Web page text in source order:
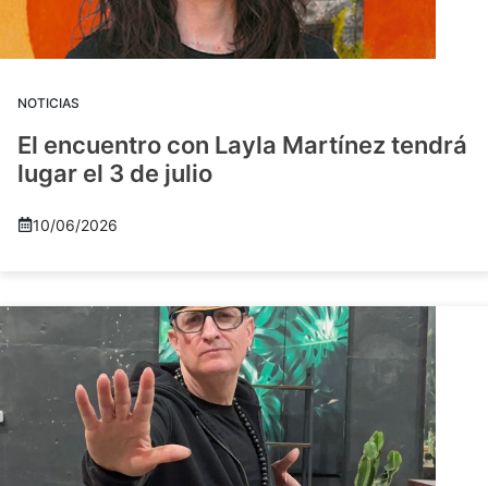
NOTICIAS
El encuentro con Layla Martínez tendrá
lugar el 3 de julio
10/06/2026